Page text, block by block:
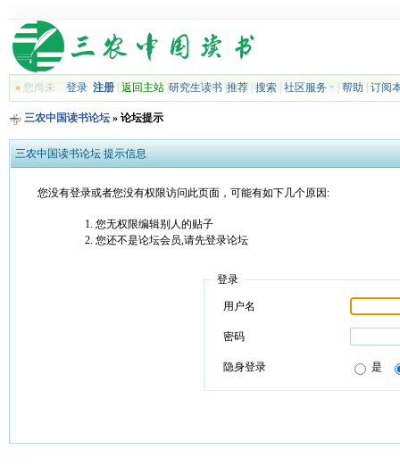
»您尚未 登录 注册| 返回主站| 研究生读书| 推荐| 搜索| 社区服务 帮助 订阅
三农中国读书论坛» 论坛提示
三农中国读书论坛 提示信息
您没有登录或者您没有权限访问此页面，可能有如下几个原因:
您无权限编辑别人的贴子
您还不是论坛会员,请先登录论坛
登录
用户名
密码
隐身登录 是